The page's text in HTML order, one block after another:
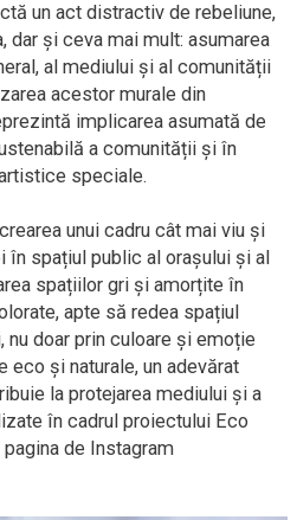
un act distractiv de rebeliune,
dar și ceva mai mult: asumarea
al mediului și al comunității
acestor murale din
implicarea asumată de
a comunității și în
speciale.
unui cadru cât mai viu și
în spațiul public al orașului și al
spațiilor gri și amorțite în
apte să redea spațiul
doar prin culoare și emoție
și naturale, un adevărat
la protejarea mediului și a
în cadrul proiectului Eco
de Instagram